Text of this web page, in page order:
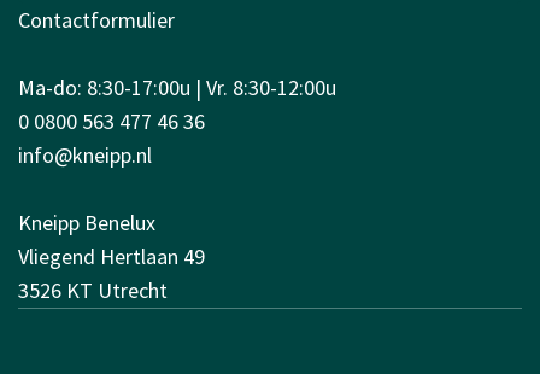
Contactformulier
Ma-do: 8:30-17:00u | Vr. 8:30-12:00u
0 0800 563 477 46 36
info@kneipp.nl
Kneipp Benelux
Vliegend Hertlaan 49
3526 KT Utrecht